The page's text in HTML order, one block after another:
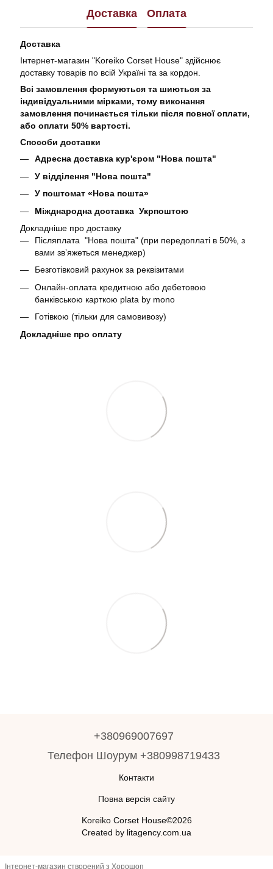
Доставка Оплата
Доставка
Інтернет-магазин "Koreiko Corset House" здійснює
доставку товарів по всій Україні та за кордон.
Всі замовлення формуються та шиються за
індивідуальними мірками, тому виконання
замовлення починається тільки після повної оплати,
або оплати 50% вартості.
Способи доставки
Адресна доставка кур'єром "Нова пошта"
У відділення "Нова пошта"
У поштомат «Нова пошта»
Міжднародна доставка Укрпоштою
Докладніше про доставку
Післяплата "Нова пошта" (при передоплаті в 50%, з
вами звʼяжеться менеджер)
Безготівковий рахунок за реквізитами
Онлайн-оплата кредитною або дебетовою
банківською карткою plata by mono
Готівкою (тільки для самовивозу)
Докладніше про оплату
+380969007697
Телефон Шоурум +380998719433
Контакти
Повна версія сайту
Koreiko Corset House©2026
Created by litagency.com.ua
Інтернет-магазин створений з Хорошоп